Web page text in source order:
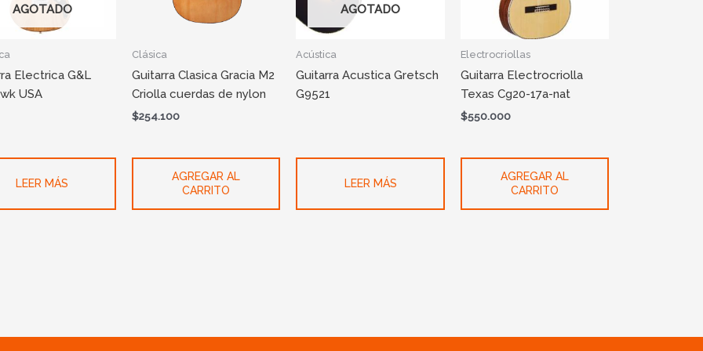
AGOTADO
Electrica G&L
USA
LEER MÁS
Clásica
Guitarra Clasica Gracia M2
Criolla cuerdas de nylon
$254.100
AGREGAR AL
CARRITO
AGOTADO
Acústica
Guitarra Acustica Gretsch
G9521
LEER MÁS
Electrocriollas
Guitarra Electrocriolla
Texas Cg20-17a-nat
$550.000
AGREGAR AL
CARRITO